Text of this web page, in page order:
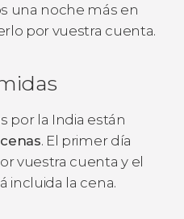
una noche más en
por vuestra cuenta.
por la India están
. El primer día
vuestra cuenta y el
incluida la cena.